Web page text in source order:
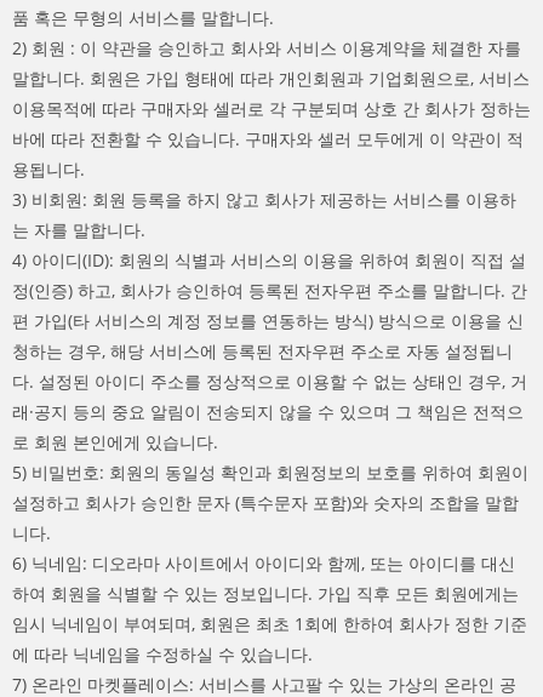
품 혹은 무형의 서비스를 말합니다.
2) 회원 : 이 약관을 승인하고 회사와 서비스 이용계약을 체결한 자를
말합니다. 회원은 가입 형태에 따라 개인회원과 기업회원으로, 서비스
이용목적에 따라 구매자와 셀러로 각 구분되며 상호 간 회사가 정하는
바에 따라 전환할 수 있습니다. 구매자와 셀러 모두에게 이 약관이 적
용됩니다.
3) 비회원: 회원 등록을 하지 않고 회사가 제공하는 서비스를 이용하
는 자를 말합니다.
4) 아이디(ID): 회원의 식별과 서비스의 이용을 위하여 회원이 직접 설
정(인증) 하고, 회사가 승인하여 등록된 전자우편 주소를 말합니다. 간
편 가입(타 서비스의 계정 정보를 연동하는 방식) 방식으로 이용을 신
청하는 경우, 해당 서비스에 등록된 전자우편 주소로 자동 설정됩니
다. 설정된 아이디 주소를 정상적으로 이용할 수 없는 상태인 경우, 거
래·공지 등의 중요 알림이 전송되지 않을 수 있으며 그 책임은 전적으
로 회원 본인에게 있습니다.
5) 비밀번호: 회원의 동일성 확인과 회원정보의 보호를 위하여 회원이
설정하고 회사가 승인한 문자 (특수문자 포함)와 숫자의 조합을 말합
니다.
6) 닉네임: 디오라마 사이트에서 아이디와 함께, 또는 아이디를 대신
하여 회원을 식별할 수 있는 정보입니다. 가입 직후 모든 회원에게는
임시 닉네임이 부여되며, 회원은 최초 1회에 한하여 회사가 정한 기준
에 따라 닉네임을 수정하실 수 있습니다.
7) 온라인 마켓플레이스: 서비스를 사고팔 수 있는 가상의 온라인 공